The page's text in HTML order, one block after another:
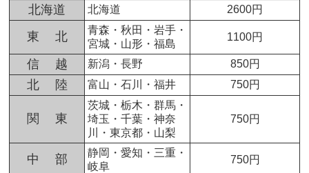
北海道 北海道 2600円
東 北
青森・秋田・岩手・
宮城・山形・福島
1100円
信 越 新潟・長野 850円
北 陸 富山・石川・福井 750円
関 東
茨城・栃木・群馬・
埼玉・千葉・神奈
川・東京都・山梨
750円
中 部
静岡・愛知・三重・
岐阜
750円